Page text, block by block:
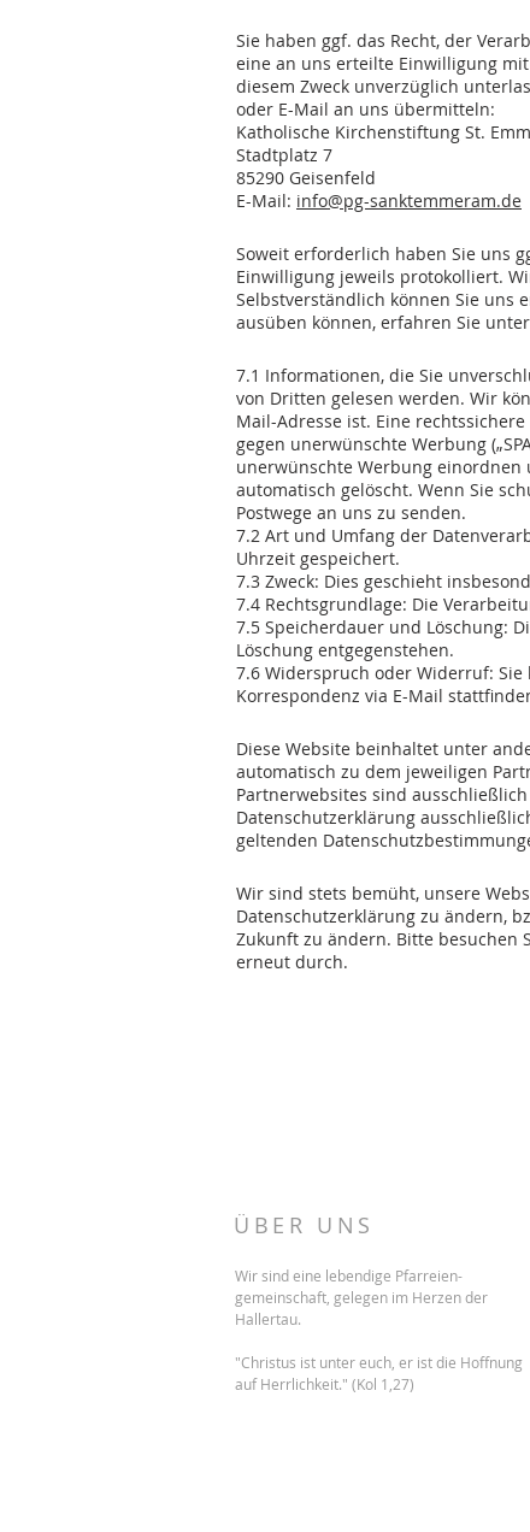
Sie haben ggf. das Recht, der
eine an uns erteilte Einwilligung
diesem Zweck unverzüglich
oder E-Mail an uns übermitteln:
Katholische Kirchenstiftung St.
Stadtplatz 7
85290 Geisenfeld
E-Mail: info@pg-sanktemmeram.de
Soweit erforderlich haben Sie uns
Einwilligung jeweils protokolliert.
Selbstverständlich können Sie
ausüben können, erfahren Sie
7.1 Informationen, die Sie
von Dritten gelesen werden. Wir
Mail-Adresse ist. Eine
gegen unerwünschte Werbung
unerwünschte Werbung einordnen
automatisch gelöscht. Wenn Sie
Postwege an uns zu senden.
7.2 Art und Umfang der
Uhrzeit gespeichert.
7.3 Zweck: Dies geschieht
7.4 Rechtsgrundlage: Die
7.5 Speicherdauer und Löschung:
Löschung entgegenstehen.
7.6 Widerspruch oder Widerruf:
Korrespondenz via E-Mail
Diese Website beinhaltet unter
automatisch zu dem jeweiligen
Partnerwebsites sind
Datenschutzerklärung
geltenden
Wir sind stets bemüht, unsere
Datenschutzerklärung zu ändern,
Zukunft zu ändern. Bitte besuchen
erneut durch.
ÜBER UNS
Wir sind eine lebendige Pfarreien-
gemeinschaft, gelegen im Herzen der
Hallertau.
"Christus ist unter euch, er ist die Hoffnung
auf Herrlichkeit." (Kol 1,27)